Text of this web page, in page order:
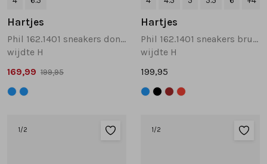
Hartjes
Phil 162.1401 sneakers donkerblauw
wijdte H
169,99 199,95
Hartjes
Phil 162.1401 sneakers bruin
wijdte H
199,95
1 /2 1 /2